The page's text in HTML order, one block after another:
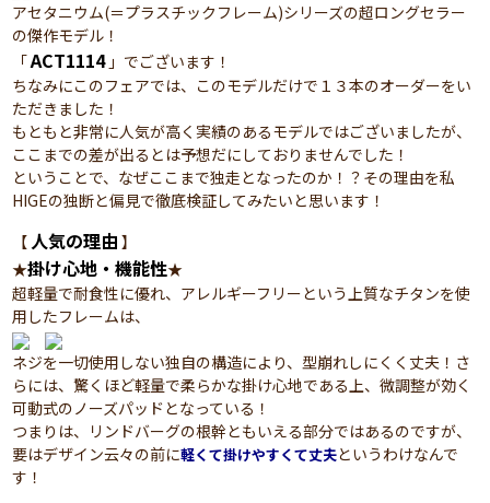
アセタニウム(＝プラスチックフレーム)シリーズの超ロングセラー
の傑作モデル！
「ACT1114」でございます！
ちなみにこのフェアでは、このモデルだけで１３本のオーダーをい
ただきました！
もともと非常に人気が高く実績のあるモデルではございましたが、
ここまでの差が出るとは予想だにしておりませんでした！
ということで、なぜここまで独走となったのか！？その理由を私
HIGEの独断と偏見で徹底検証してみたいと思います！
【人気の理由 】
★掛け心地・機能性★
超軽量で耐食性に優れ、アレルギーフリーという上質なチタンを使
用したフレームは、
ネジを一切使用しない独自の構造により、型崩れしにくく丈夫！さ
らには、驚くほど軽量で柔らかな掛け心地である上、微調整が効く
可動式のノーズパッドとなっている！
つまりは、リンドバーグの根幹ともいえる部分ではあるのですが、
要はデザイン云々の前に軽くて掛けやすくて丈夫というわけなんで
す！